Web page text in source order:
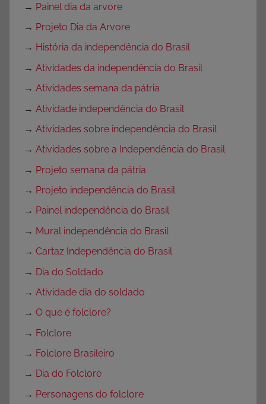
→ Painel dia da arvore
→ Projeto Dia da Arvore
→ História da independência do Brasil
→ Atividades da independência do Brasil
→ Atividades semana da pátria
→ Atividade independência do Brasil
→ Atividades sobre independência do Brasil
→ Atividades sobre a Independência do Brasil
→ Projeto semana da pátria
→ Projeto independência do Brasil
→ Painel independência do Brasil
→ Mural independência do Brasil
→ Cartaz Independência do Brasil
→ Dia do Soldado
→ Atividade dia do soldado
→ O que é folclore?
→ Folclore
→ Folclore Brasileiro
→ Dia do Folclore
→ Personagens do folclore